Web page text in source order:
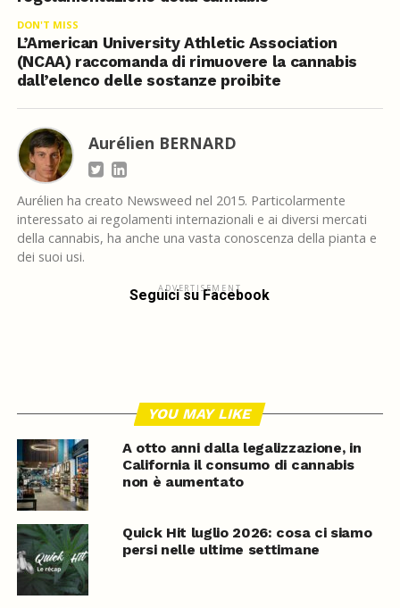
DON'T MISS
L’American University Athletic Association
(NCAA) raccomanda di rimuovere la cannabis
dall’elenco delle sostanze proibite
Aurélien BERNARD
Aurélien ha creato Newsweed nel 2015. Particolarmente
interessato ai regolamenti internazionali e ai diversi mercati
della cannabis, ha anche una vasta conoscenza della pianta e
dei suoi usi.
ADVERTISEMENT
Seguici su Facebook
YOU MAY LIKE
A otto anni dalla legalizzazione, in
California il consumo di cannabis
non è aumentato
Quick Hit luglio 2026: cosa ci siamo
persi nelle ultime settimane